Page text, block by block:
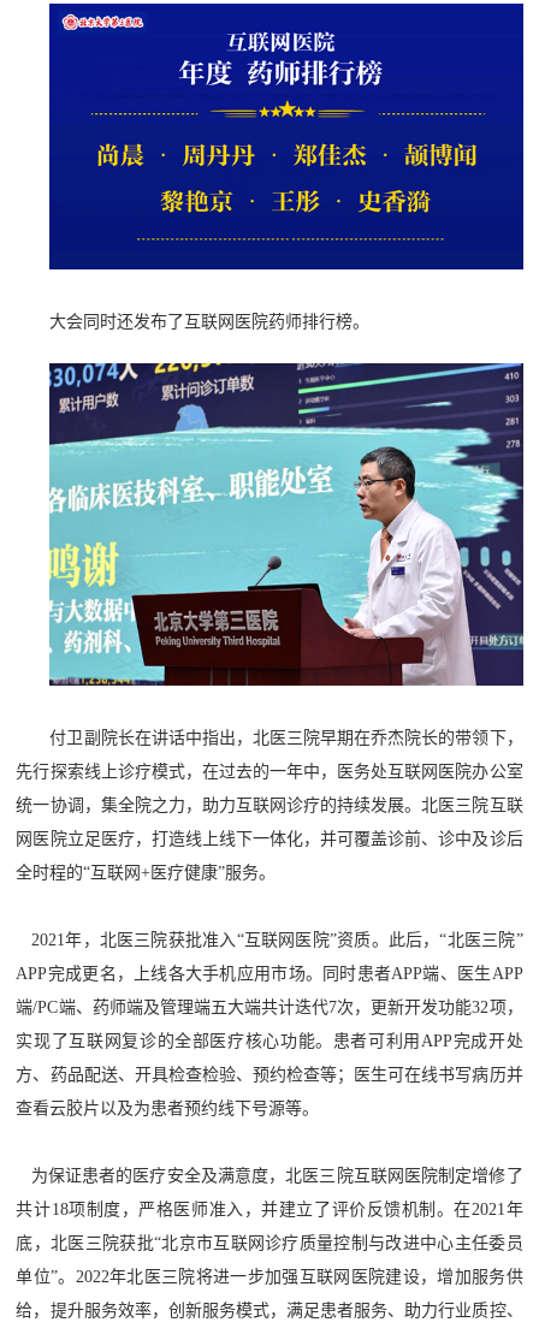
大会同时还发布了互联网医院药师排行榜。
付卫副院长在讲话中指出，北医三院早期在乔杰院长的带领下，
先行探索线上诊疗模式，在过去的一年中，医务处互联网医院办公室
统一协调，集全院之力，助力互联网诊疗的持续发展。北医三院互联
网医院立足医疗，打造线上线下一体化，并可覆盖诊前、诊中及诊后
全时程的“互联网+医疗健康”服务。
2021年，北医三院获批准入“互联网医院”资质。此后，“北医三院”
APP完成更名，上线各大手机应用市场。同时患者APP端、医生APP
端/PC端、药师端及管理端五大端共计迭代7次，更新开发功能32项，
实现了互联网复诊的全部医疗核心功能。患者可利用APP完成开处
方、药品配送、开具检查检验、预约检查等；医生可在线书写病历并
查看云胶片以及为患者预约线下号源等。
为保证患者的医疗安全及满意度，北医三院互联网医院制定增修了
共计18项制度，严格医师准入，并建立了评价反馈机制。在2021年
底，北医三院获批“北京市互联网诊疗质量控制与改进中心主任委员
单位”。2022年北医三院将进一步加强互联网医院建设，增加服务供
给，提升服务效率，创新服务模式，满足患者服务、助力行业质控、